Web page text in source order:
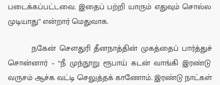
படைக்கப்பட்டவை. இதைப் பற்றி யாரும் எதுவும் சொல்ல
முடியாது” என்றார் மெதுவாக.
நகேன் சௌதுரி தீனநாத்தின் முகத்தைப் பார்த்துச்
சொன்னார் –“நீ முந்நூறு ரூபாய் கடன் வாங்கி இரண்டு
வருசம் ஆச்சு. வட்டி செலுத்தக் காணோம்.இரண்டு நாட்கள்